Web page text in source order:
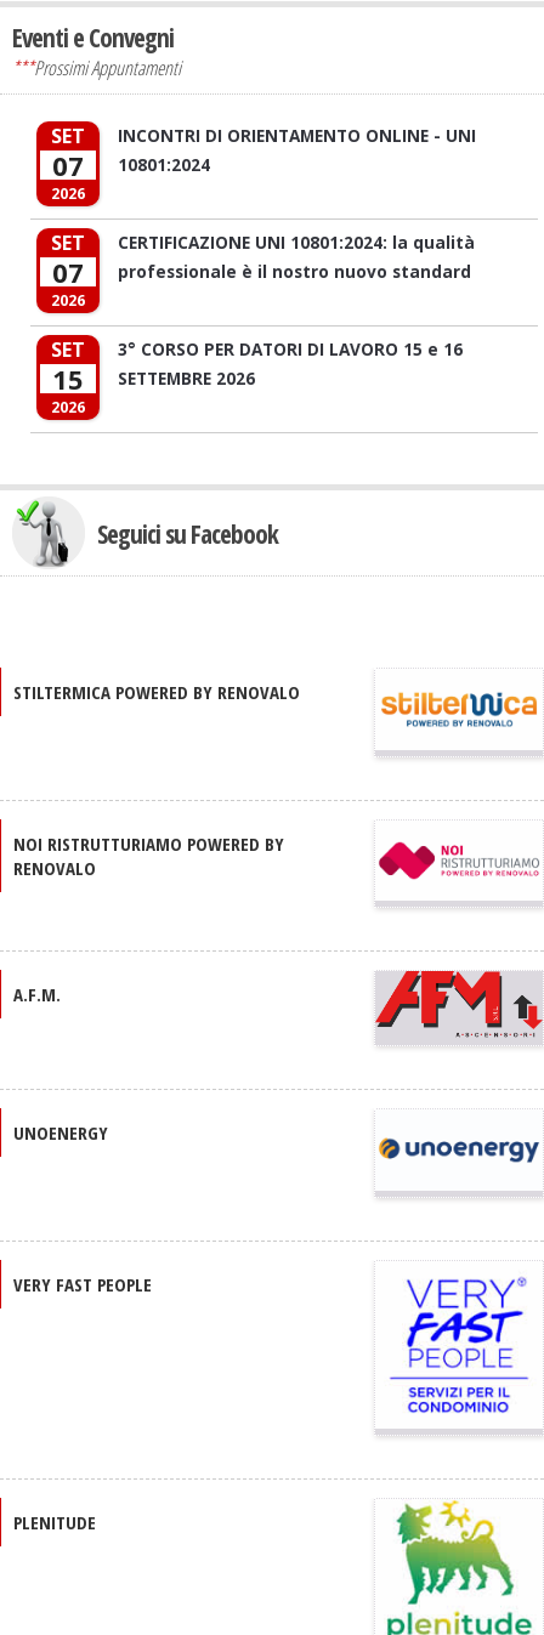
Eventi e Convegni
***Prossimi Appuntamenti
SET
07
2026
INCONTRI DI ORIENTAMENTO ONLINE - UNI
10801:2024
SET
07
2026
CERTIFICAZIONE UNI 10801:2024: la qualità
professionale è il nostro nuovo standard
SET
15
2026
3° CORSO PER DATORI DI LAVORO 15 e 16
SETTEMBRE 2026
Seguici su Facebook
STILTERMICA POWERED BY RENOVALO
NOI RISTRUTTURIAMO POWERED BY
RENOVALO
A.F.M.
UNOENERGY
VERY FAST PEOPLE
PLENITUDE